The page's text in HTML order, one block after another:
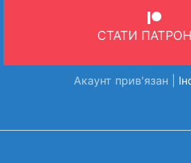
СТАТИ
Акаунт прив'язан |